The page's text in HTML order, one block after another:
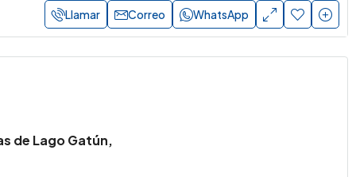
Llamar Correo WhatsApp
de Lago Gatún,